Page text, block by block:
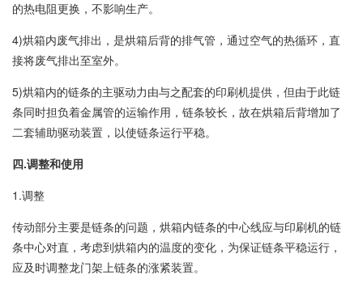
的热电阻更换，不影响生产。
4)烘箱内废气排出，是烘箱后背的排气管，通过空气的热循环，直
接将废气排出至室外。
5)烘箱内的链条的主驱动力由与之配套的印刷机提供，但由于此链
条同时担负着金属管的运输作用，链条较长，故在烘箱后背增加了
二套辅助驱动装置，以使链条运行平稳。
四.调整和使用
1.调整
传动部分主要是链条的问题，烘箱内链条的中心线应与印刷机的链
条中心对直，考虑到烘箱内的温度的变化，为保证链条平稳运行，
应及时调整龙门架上链条的涨紧装置。